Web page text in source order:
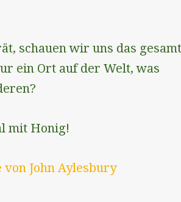
schauen wir uns das
ein Ort auf der Welt, was
mit Honig!
von John Aylesbury